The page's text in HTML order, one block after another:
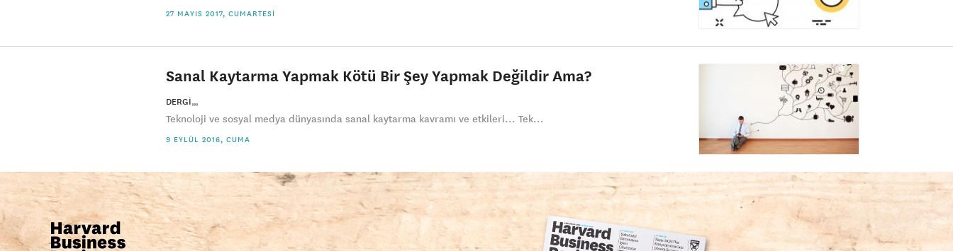
27 MAYIS 2017, CUMARTESI
Sanal Kaytarma Yapmak Kötü Bir Şey Yapmak Değildir Ama?
DERGI
Teknoloji ve sosyal medya dünyasında sanal kaytarma kavramı ve etkileri... Tek...
9 EYLÜL 2016, CUMA